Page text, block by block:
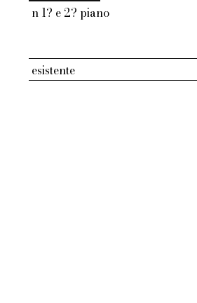
n 1? e 2? piano
esistente